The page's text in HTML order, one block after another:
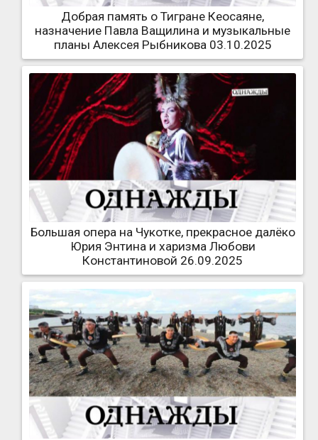
Добрая память о Тигране Кеосаяне,
назначение Павла Ващилина и музыкальные
планы Алексея Рыбникова 03.10.2025
Большая опера на Чукотке, прекрасное далёко
Юрия Энтина и харизма Любови
Константиновой 26.09.2025